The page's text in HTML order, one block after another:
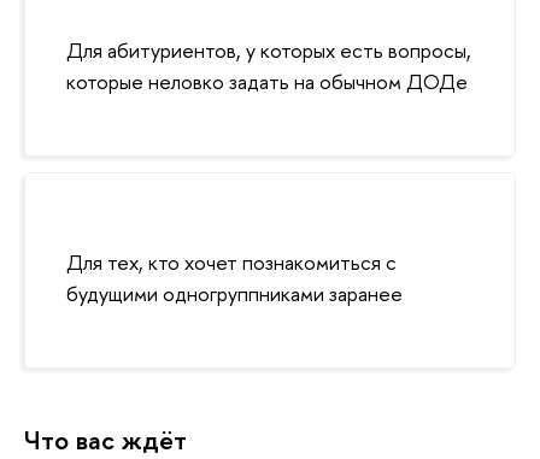
Для абитуриентов, у которых есть вопросы,
которые неловко задать на обычном ДОДе
Для тех, кто хочет познакомиться с
удущими одногруппниками заранее
Что вас ждёт